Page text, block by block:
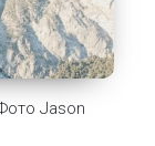
Jason